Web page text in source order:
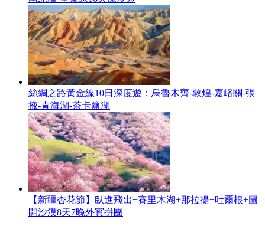
絲綢之路黃金線10日深度遊：烏魯木齊-敦煌-嘉峪關-張
掖-青海湖-茶卡鹽湖
【新疆杏花節】臥進飛出+賽里木湖+那拉提+吐爾根+圖
開沙漠8天7晚外賓拼團